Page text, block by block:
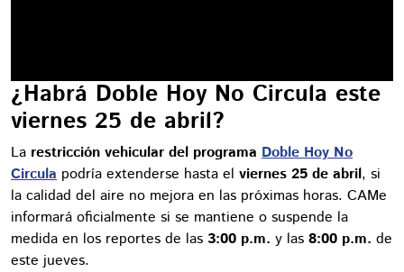
¿Habrá Doble Hoy No Circula este
viernes 25 de abril?
La restricción vehicular del programa Doble Hoy No
Circula podría extenderse hasta el viernes 25 de abril, si
la calidad del aire no mejora en las próximas horas. CAMe
informará oficialmente si se mantiene o suspende la
medida en los reportes de las 3:00 p.m. y las 8:00 p.m. de
este jueves.